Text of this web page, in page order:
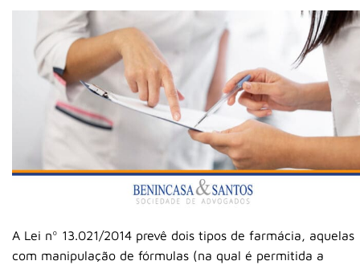
A Lei nº 13.021/2014 prevê dois tipos de farmácia, aquelas
com manipulação de fórmulas (na qual é permitida a